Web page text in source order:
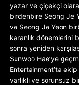
yazar ve çiçekçi
birdenbire Seong Je
ve Seong Je Yeon
karanlık dönemlerini
sonra yeniden
Sunwoo Hae’ye
Entertainment’ta
varlıklı ve sorunsuz